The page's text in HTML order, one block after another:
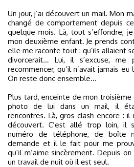
Un jour, j’ai découvert un mail. Mon
changé de comportement depuis
quelque mois. Là, tout s’effondre,
mon deuxième enfant. Je prends
elle me raconte tout : qu’ils allaient
divorcerait... Lui, il s’excuse,
recommencer, qu’il n’avait jamais
On reste donc ensemble...
Plus tard, enceinte de mon
photo de lui dans un mail, il
rencontres. Là, gros clash encore :
découvert. C’est allé trop loin, il
numéro de téléphone, de boîte
demande et il le fait pour me
qu’il m’aime sincèrement. Depuis
un travail de nuit où il est seul.